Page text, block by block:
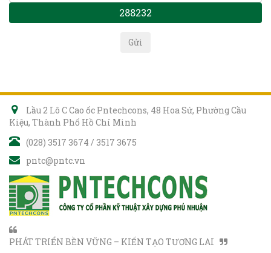
288232
Lầu 2 Lô C Cao ốc Pntechcons, 48 Hoa Sứ, Phường Cầu
Kiệu, Thành Phố Hồ Chí Minh
(028) 3517 3674 / 3517 3675
pntc@pntc.vn
PHÁT TRIỂN BỀN VỮNG – KIẾN TẠO TƯƠNG LAI